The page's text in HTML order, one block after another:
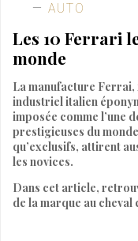
AUTO
Les 10 Ferrari
monde
La manufacture
industriel italien
imposée comme l’une
prestigieuses du
qu’exclusifs, attirent
les novices.
Dans cet article,
de la marque au cheval